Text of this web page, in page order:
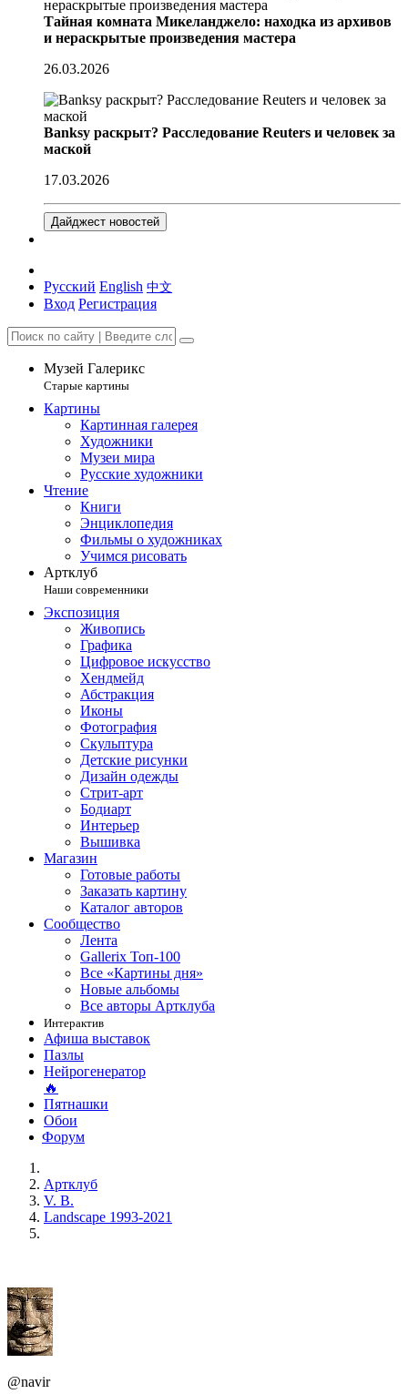
Тайная комната Микеланджело: находка из архивов
и нераскрытые произведения мастера
26.03.2026
Banksy раскрыт? Расследование Reuters и человек за
маской
17.03.2026
Дайджест новостей
Русский English 中文
Вход Регистрация
Музей Галерикс
Старые картины
Картины
Картинная галерея
Художники
Музеи мира
Русские художники
Чтение
Книги
Энциклопедия
Фильмы о художниках
Учимся рисовать
Артклуб
Наши современники
Экспозиция
Живопись
Графика
Цифровое искусство
Хендмейд
Абстракция
Иконы
Фотография
Скульптура
Детские рисунки
Дизайн одежды
Стрит-арт
Бодиарт
Интерьер
Вышивка
Магазин
Готовые работы
Заказать картину
Каталог авторов
Сообщество
Лента
Gallerix Топ-100
Все «Картины дня»
Новые альбомы
Все авторы Артклуба
Интерактив
Афиша выставок
Пазлы
Нейрогенератор
🔥
Пятнашки
Обои
Форум
Артклуб
V. B.
Landscape 1993-2021
@navir